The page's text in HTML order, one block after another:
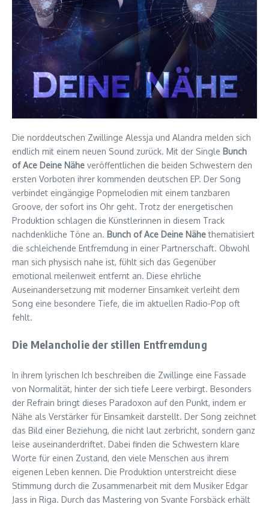
Die norddeutschen Zwillinge Alessja und Alandra melden sich
endlich mit einem neuen Sound zurück. Mit der Single Bunch
of Ace Deine Nähe veröffentlichen die beiden Schwestern den
ersten Vorboten ihrer kommenden deutschen EP. Der Song
verbindet eingängige Popmelodien mit einem tanzbaren
Groove, der sofort ins Ohr geht. Trotz der energetischen
Produktion schlagen die Künstlerinnen in diesem Track
nachdenkliche Töne an. Bunch of Ace Deine Nähethematisiert
die schleichende Entfremdung in einer Partnerschaft. Obwohl
man sich physisch nahe ist, fühlt sich das Gegenüber
emotional meilenweit entfernt an. Diese ehrliche
Auseinandersetzung mit moderner Einsamkeit verleiht dem
Song eine besondere Tiefe, die im aktuellen Radio-Pop oft
fehlt.
Die Melancholie der stillen Entfremdung
In ihrem lyrischen Ich beschreiben die Zwillinge eine Fassade
von Normalität, hinter der sich tiefe Leere verbirgt. Besonders
der Refrain bringt dieses Paradoxon auf den Punkt, indem er
Nähe als Verstärker für Einsamkeit darstellt. Der Song zeichnet
das Bild einer Beziehung, die nicht laut zerbricht, sondern ganz
leise auseinanderdriftet. Dabei finden die Schwestern klare
Worte für einen Zustand, den viele Menschen aus ihrem
eigenen Leben kennen. Die Produktion unterstreicht diese
Stimmung durch die Zusammenarbeit mit dem Musiker Edgar
Jass in Riga. Durch das Mastering von Svante Forsbäck erhält